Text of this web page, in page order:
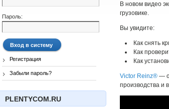
В новом видео
грузовике.
Вы увидите:
Как снять
Как
Как
Victor Reinz® —
производства и
Пароль:
Регистрация
Забыли пароль?
PLENTYCOM.RU